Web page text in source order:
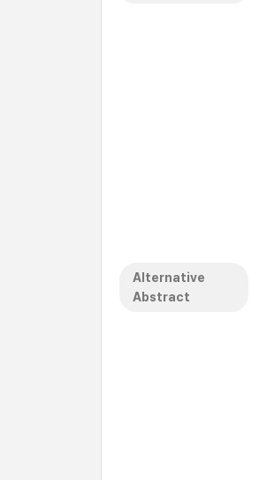
Alternative
Abstract